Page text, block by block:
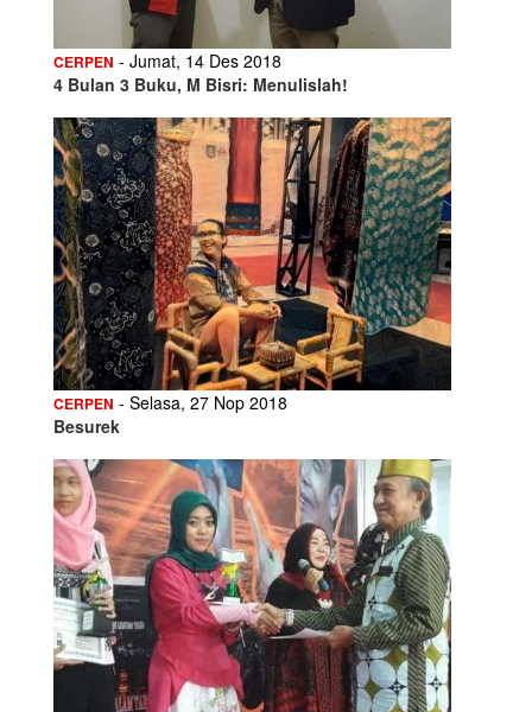
CERPEN - Jumat, 14 Des 2018
4 Bulan 3 Buku, M Bisri: Menulislah!
CERPEN - Selasa, 27 Nop 2018
Besurek